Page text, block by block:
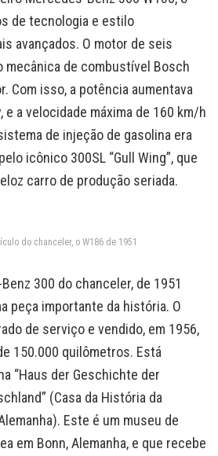
de tecnologia e estilo
avançados. O motor de seis
de combustível Bosch
Com isso, a potência aumentava
e a velocidade máxima de 160 km/h
de injeção de gasolina era
icônico 300SL “Gull Wing”, que
carro de produção seriada.
do chanceler, o W186 de 1951
300 do chanceler, de 1951
peça importante da história. O
de serviço e vendido, em 1956,
150.000 quilômetros. Está
“Haus der Geschichte der
(Casa da História da
Este é um museu de
em Bonn, Alemanha, e que recebe